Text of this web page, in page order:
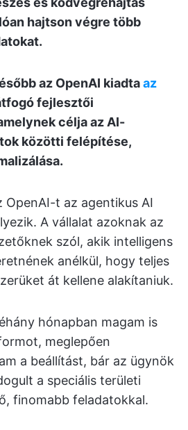
hajtson végre több
az OpenAI kiadtaaz
fejlesztői
célja az AI-
közötti felépítése,
OpenAI-t az agentikus AI
A vállalat azoknak az
szól, akik intelligens
anélkül, hogy teljes
át kellene alakítaniuk.
hónapban magam is
meglepően
a beállítást, bár az ügynök
a speciális területi
finomabb feladatokkal.